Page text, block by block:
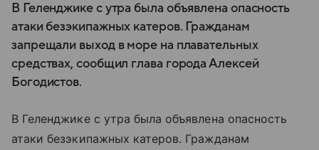
В Геленджике с утра была объявлена опасность
атаки безэкипажных катеров. Гражданам
запрещали выход в море на плавательных
средствах, сообщил глава города Алексей
Богодистов.
В Геленджике с утра была объявлена опасность
атаки безэкипажных катеров. Гражданам